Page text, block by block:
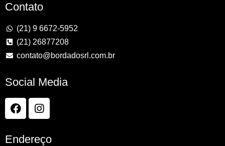
Contato
(21) 9 6672-5952
(21) 26877208
contato@bordadosrl.com.br
Social Media
Endereço